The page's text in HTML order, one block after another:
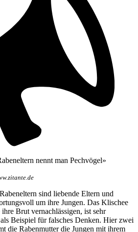
nennt man Pechvögel»
sind liebende Eltern und
um ihre Jungen. Das Klischee
Brut vernachlässigen, ist sehr
Beispiel für falsches Denken. Hier zwei
die Rabenmutter die Jungen mit ihrem